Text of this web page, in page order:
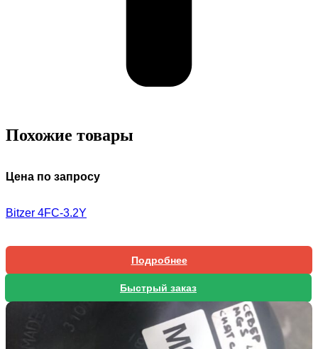
Похожие товары
Цена по запросу
Bitzer 4FC-3.2Y
Подробнее
Быстрый заказ